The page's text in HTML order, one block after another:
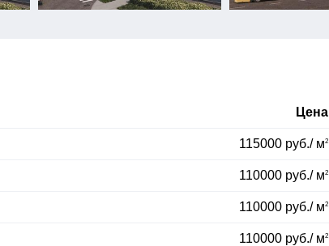
Цена
115000 руб./ м2
110000 руб./ м2
110000 руб./ м2
110000 руб./ м2